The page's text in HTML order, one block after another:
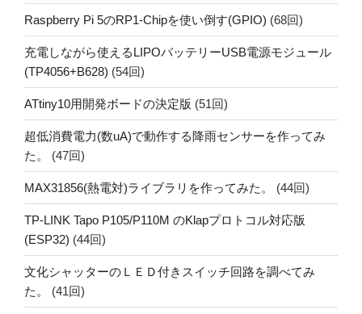
Raspberry Pi 5のRP1-Chipを使い倒す(GPIO) (68回)
充電しながら使えるLIPOバッテリーUSB電源モジュール
(TP4056+B628) (54回)
ATtiny10用開発ボードの決定版 (51回)
超低消費電力(数uA)で動作する降雨センサーを作ってみ
た。
(47回)
MAX31856(熱電対)ライブラリを作ってみた。 (44回)
TP-LINK Tapo P105/P110M のKlapプロトコル対応版
(ESP32) (44回)
文化シャッターのＬＥＤ付きスイッチ回路を調べてみ
た。
(41回)